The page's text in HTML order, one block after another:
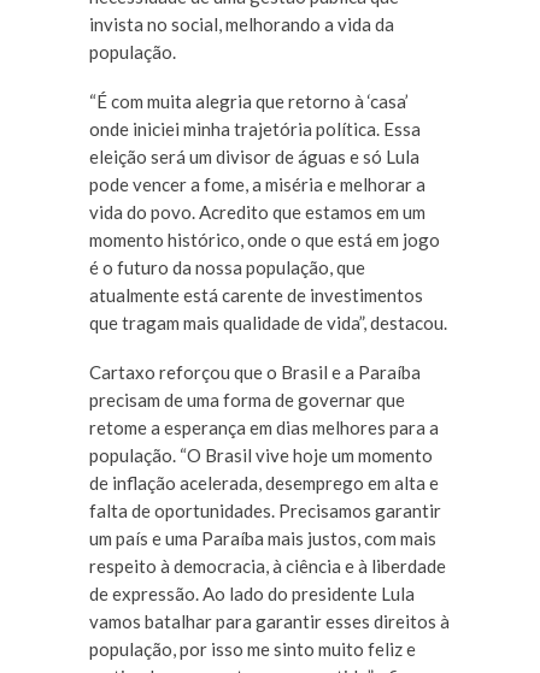
invista no social, melhorando a vida da
população.
“É com muita alegria que retorno à ‘casa’
onde iniciei minha trajetória política. Essa
eleição será um divisor de águas e só Lula
pode vencer a fome, a miséria e melhorar a
vida do povo. Acredito que estamos em um
momento histórico, onde o que está em jogo
é o futuro da nossa população, que
atualmente está carente de investimentos
que tragam mais qualidade de vida”, destacou.
Cartaxo reforçou que o Brasil e a Paraíba
precisam de uma forma de governar que
retome a esperança em dias melhores para a
população. “O Brasil vive hoje um momento
de inflação acelerada, desemprego em alta e
falta de oportunidades. Precisamos garantir
um país e uma Paraíba mais justos, com mais
respeito à democracia, à ciência e à liberdade
de expressão. Ao lado do presidente Lula
vamos batalhar para garantir esses direitos à
população, por isso me sinto muito feliz e